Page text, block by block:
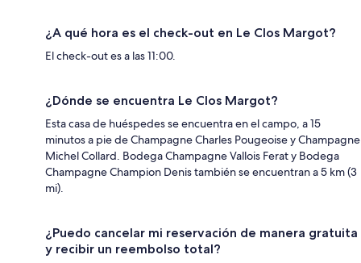
¿A qué hora es el check-out en Le Clos Margot?
El check-out es a las 11:00.
¿Dónde se encuentra Le Clos Margot?
Esta casa de huéspedes se encuentra en el campo, a 15
minutos a pie de Champagne Charles Pougeoise y Champagne
Michel Collard. Bodega Champagne Vallois Ferat y Bodega
Champagne Champion Denis también se encuentran a 5 km (3
mi).
¿Puedo cancelar mi reservación de manera gratuita
y recibir un reembolso total?